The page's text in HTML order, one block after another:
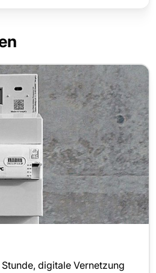
digitale Vernetzung